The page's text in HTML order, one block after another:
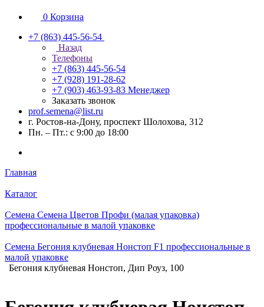
0 Корзина
+7 (863) 445-56-54
Назад
Телефоны
+7 (863) 445-56-54
+7 (928) 191-28-62
+7 (903) 463-93-83 Менеджер
Заказать звонок
prof.semena@list.ru
г. Ростов-на-Дону, проспект Шолохова, 312
Пн. – Пт.: с 9:00 до 18:00
Главная
Каталог
Семена Семена Цветов Профи (малая упаковка)
профессиональные в малой упаковке
Семена Бегония клубневая Нонстоп F1 профессиональные в
малой упаковке
Бегония клубневая Нонстоп, Дип Роуз, 100